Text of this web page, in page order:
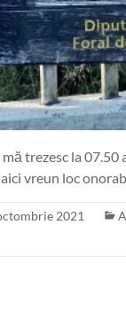
trezesc la 07.50
vreun loc
2021